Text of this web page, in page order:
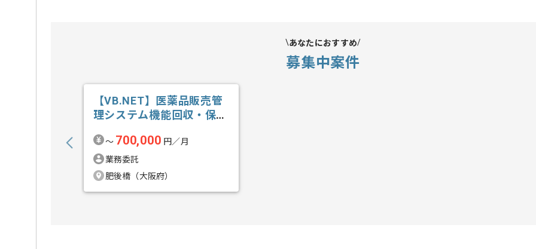
あなたにおすすめ
募集中案件
【VB.NET】医薬品販売管
理システム機能回収・保守
〜 700,000 円／月
業務委託
肥後橋（大阪府）